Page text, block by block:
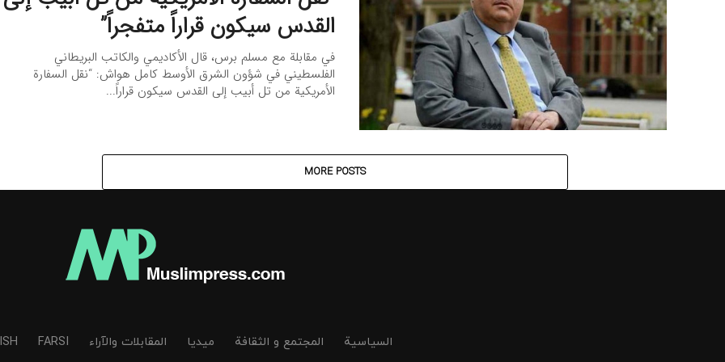
القدس سيكون قراراً متفجراً”
في مقابلة مع مسلم برس، قال الأكاديمي والكاتب البريطاني
الفلسطيني في شؤون الشرق الأوسط كامل هواش: “نقل السفارة
الأمريكية من تل أبيب إلى القدس سيكون قراراً...
MORE POSTS
السیاسیة المجتمع و الثقافة میدیا المقابلات والآراء FARSI